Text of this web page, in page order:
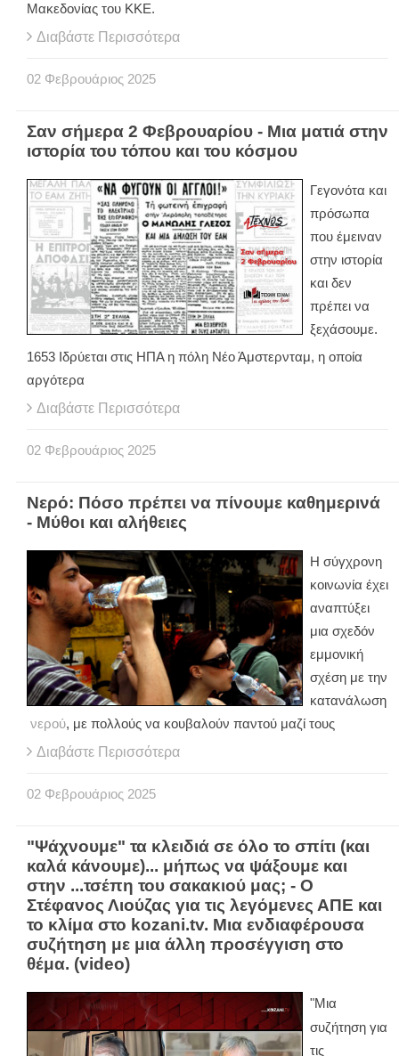
Μακεδονίας του ΚΚΕ.
Διαβάστε Περισσότερα
02 Φεβρουάριος 2025
Σαν σήμερα 2 Φεβρουαρίου - Μια ματιά στην
ιστορία του τόπου και του κόσμου
Γεγονότα και
πρόσωπα
που έμειναν
στην ιστορία
και δεν
πρέπει να
ξεχάσουμε.
1653 Ιδρύεται στις ΗΠΑ η πόλη Νέο Άμστερνταμ, η οποία
αργότερα
Διαβάστε Περισσότερα
02 Φεβρουάριος 2025
Νερό: Πόσο πρέπει να πίνουμε καθημερινά
- Μύθοι και αλήθειες
Η σύγχρονη
κοινωνία έχει
αναπτύξει
μια σχεδόν
εμμονική
σχέση με την
κατανάλωση
νερού, με πολλούς να κουβαλούν παντού μαζί τους
Διαβάστε Περισσότερα
02 Φεβρουάριος 2025
"Ψάχνουμε" τα κλειδιά σε όλο το σπίτι (και
καλά κάνουμε)... μήπως να ψάξουμε και
στην ...τσέπη του σακακιού μας; - Ο
Στέφανος Λιούζας για τις λεγόμενες ΑΠΕ και
το κλίμα στο kozani.tv. Μια ενδιαφέρουσα
συζήτηση με μια άλλη προσέγγιση στο
θέμα. (video)
"Μια
συζήτηση για
τις